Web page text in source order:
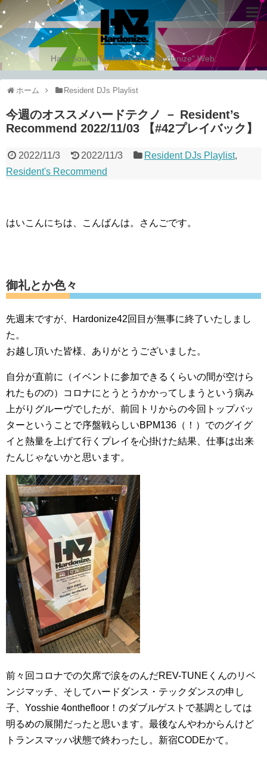
Hard Sound Techno Party "Hardonize" Web.
ホーム Resident DJs Playlist
今週のオススメハードテクノ － Resident’s
Recommend 2022/11/03 【#42プレイバック】
2022/11/3 2022/11/3 Resident DJs Playlist,
Resident's Recommend
はいこんにちは、こんばんは。さんごです。
御礼とか色々
先週末ですが、Hardonize42回目が無事に終了いたしまし
た。
お越し頂いた皆様、ありがとうございました。
自分が直前に（イベントに参加できるくらいの間が空けら
れたものの）コロナにとうとうかかってしまうという病み
上がりグルーヴでしたが、前回トリからの今回トップバッ
ターということで序盤戦らしいBPM136（！）でのグイグ
イと熱量を上げて行くプレイを心掛けた結果、仕事は出来
たんじゃないかと思います。
前々回コロナでの欠席で涙をのんだREV-TUNEくんのリベ
ンジマッチ、そしてハードダンス・テックダンスの申し
子、Yosshie 4onthefloor！のダブルゲストで基調としては
明るめの展開だったと思います。最後なんやわからんけど
トランスマッハ状態で終わったし。新宿CODEかて。